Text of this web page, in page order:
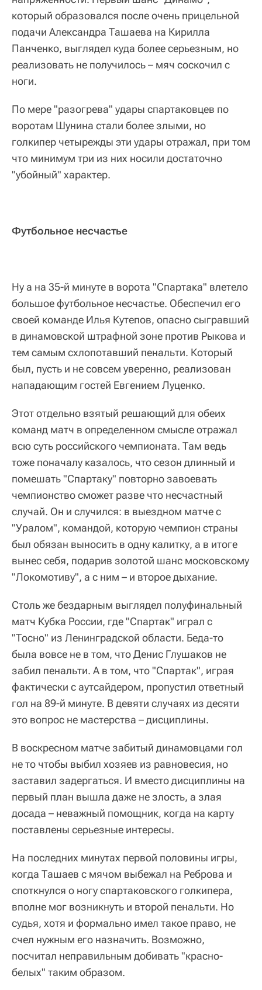
который образовался после очень прицельной
подачи Александра Ташаева на Кирилла
Панченко, выглядел куда более серьезным, но
реализовать не получилось – мяч соскочил с
ноги.
По мере "разогрева" удары спартаковцев по
воротам Шунина стали более злыми, но
голкипер четырежды эти удары отражал, при том
что минимум три из них носили достаточно
"убойный" характер.
Футбольное несчастье
Ну а на 35-й минуте в ворота "Спартака" влетело
большое футбольное несчастье. Обеспечил его
своей команде Илья Кутепов, опасно сыгравший
в динамовской штрафной зоне против Рыкова и
тем самым схлопотавший пенальти. Который
был, пусть и не совсем уверенно, реализован
нападающим гостей Евгением Луценко.
Этот отдельно взятый решающий для обеих
команд матч в определенном смысле отражал
всю суть российского чемпионата. Там ведь
тоже поначалу казалось, что сезон длинный и
помешать "Спартаку" повторно завоевать
чемпионство сможет разве что несчастный
случай. Он и случился: в выездном матче с
"Уралом", командой, которую чемпион страны
был обязан выносить в одну калитку, а в итоге
вынес себя, подарив золотой шанс московскому
"Локомотиву", а с ним – и второе дыхание.
Столь же бездарным выглядел полуфинальный
матч Кубка России, где "Спартак" играл с
"Тосно" из Ленинградской области. Беда-то
была вовсе не в том, что Денис Глушаков не
забил пенальти. А в том, что "Спартак", играя
фактически с аутсайдером, пропустил ответный
гол на 89-й минуте. В девяти случаях из десяти
это вопрос не мастерства – дисциплины.
В воскресном матче забитый динамовцами гол
не то чтобы выбил хозяев из равновесия, но
заставил задергаться. И вместо дисциплины на
первый план вышла даже не злость, а злая
досада – неважный помощник, когда на карту
поставлены серьезные интересы.
На последних минутах первой половины игры,
когда Ташаев с мячом выбежал на Реброва и
споткнулся о ногу спартаковского голкипера,
вполне мог возникнуть и второй пенальти. Но
судья, хотя и формально имел такое право, не
счел нужным его назначить. Возможно,
посчитал неправильным добивать "красно-
белых" таким образом.